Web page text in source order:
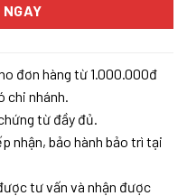
đơn hàng từ 1.000.000đ
chi nhánh.
từ đầy đủ.
nhận, bảo hành bảo trì tại
tư vấn và nhận được